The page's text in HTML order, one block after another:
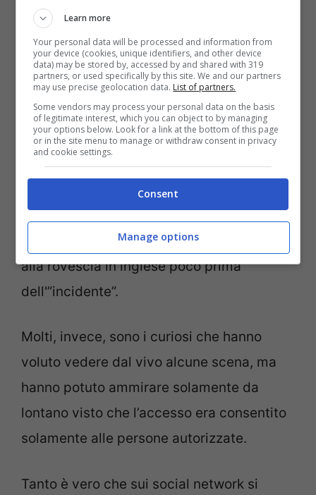
In realtà non sono altro che attori quelli che
si trovano seduti in unbare che hanno
visto la scena. Ovviamente lo “spavento”
ed il “panico” è tutto scritto nel copione. Si
sente, chiaramente, il regista fare il conto
alla rovescia in inglese poco prima
dell'”incidente”.
Molti, invece, sono i curiosi che hanno
voluto vedere dal vivo alcune scena, ma
hanno potuto ammirare solamente da
lontano visto che l’accesso era consentito
solamente alle persone autorizzate.
Tanto è vero che sui social network si
Learn more
Your personal data will be processed and information from
your device (cookies, unique identifiers, and other device
data) may be stored by, accessed by and shared with 319
partners, or used specifically by this site. We and our partners
may use precise geolocation data. List of partners.
Some vendors may process your personal data on the basis
of legitimate interest, which you can object to by managing
your options below. Look for a link at the bottom of this page
or in the site menu to manage or withdraw consent in privacy
and cookie settings.
Consent
Manage options